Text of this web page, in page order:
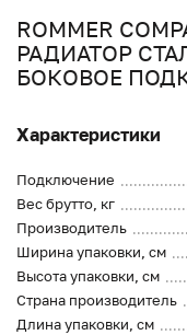
ROMMER
РАДИАТОР
БОКОВОЕ
Характеристики
Подключение
Вес брутто, кг
Производитель
Ширина упаковки, см
Высота упаковки, см
Страна производитель
Длина упаковки, см